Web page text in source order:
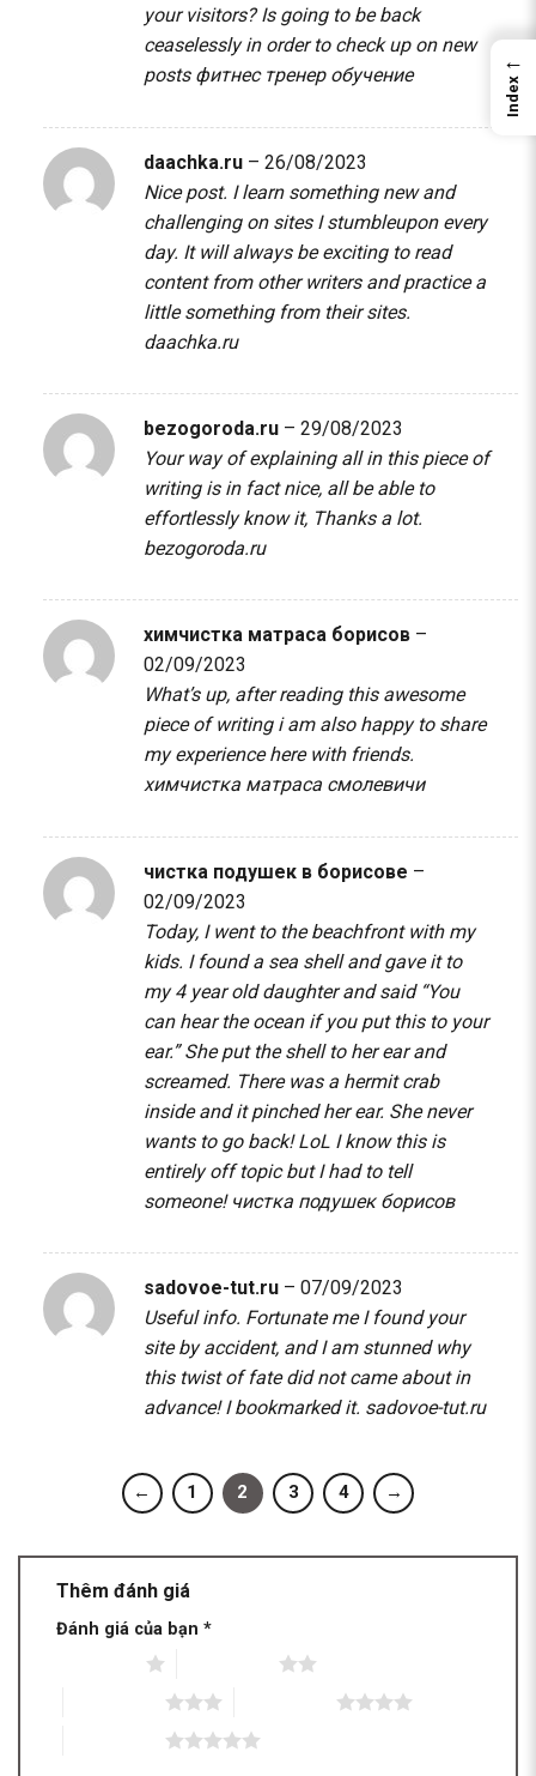
your visitors? Is going to be back
ceaselessly in order to check up on new
posts фитнес тренер обучение
daachka.ru – 26/08/2023
Nice post. I learn something new and
challenging on sites I stumbleupon every
day. It will always be exciting to read
content from other writers and practice a
little something from their sites.
daachka.ru
bezogoroda.ru – 29/08/2023
Your way of explaining all in this piece of
writing is in fact nice, all be able to
effortlessly know it, Thanks a lot.
bezogoroda.ru
химчистка матраса борисов –
02/09/2023
What’s up, after reading this awesome
piece of writing i am also happy to share
my experience here with friends.
химчистка матраса смолевичи
чистка подушек в борисове –
02/09/2023
Today, I went to the beachfront with my
kids. I found a sea shell and gave it to
my 4 year old daughter and said “You
can hear the ocean if you put this to your
ear.” She put the shell to her ear and
screamed. There was a hermit crab
inside and it pinched her ear. She never
wants to go back! LoL I know this is
entirely off topic but I had to tell
someone! чистка подушек борисов
sadovoe-tut.ru – 07/09/2023
Useful info. Fortunate me I found your
site by accident, and I am stunned why
this twist of fate did not came about in
advance! I bookmarked it. sadovoe-tut.ru
← 1 2 3 4 →
Thêm đánh giá
Đánh giá của bạn *
←
Index